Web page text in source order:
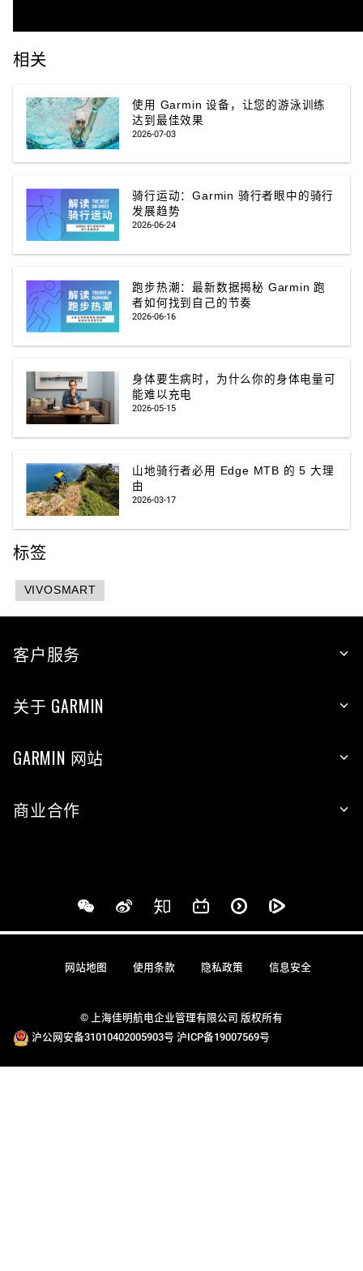
相关
使用 Garmin 设备，让您的游泳训练
达到最佳效果
2026-07-03
骑行运动：Garmin 骑行者眼中的骑行
发展趋势
2026-06-24
跑步热潮：最新数据揭秘 Garmin 跑
者如何找到自己的节奏
2026-06-16
身体要生病时，为什么你的身体电量可
能难以充电
2026-05-15
山地骑行者必用 Edge MTB 的 5 大理
由
2026-03-17
标签
VIVOSMART
客户服务
关于 GARMIN
GARMIN 网站
商业合作
© 上海佳明航电企业管理有限公司 版权所有
沪公网安备31010402005903号 沪ICP备19007569号
网站地图 使用条款 隐私政策 信息安全